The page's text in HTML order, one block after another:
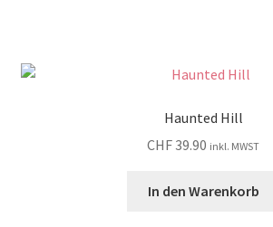
Haunted Hill
CHF39.90 inkl. MWST
In den Warenkorb